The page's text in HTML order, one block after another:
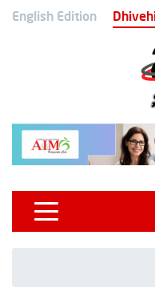
English Edition